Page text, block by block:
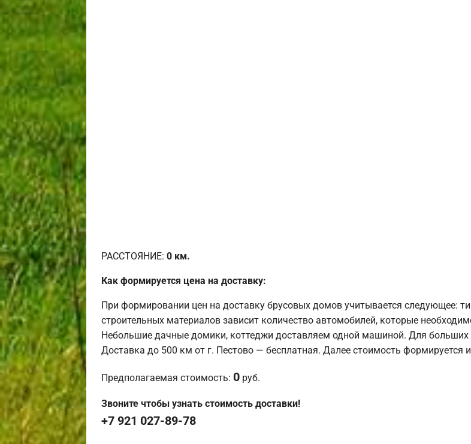
РАССТОЯНИЕ: 0 км.
Как формируется цена на доставку:
При формировании цен на доставку брусовых домов учитывается следующее:
строительных материалов зависит количество автомобилей, которые
Небольшие дачные домики, коттеджи доставляем одной машиной. Для
Доставка до 500 км от г. Пестово — бесплатная. Далее стоимость формируется
Предполагаемая стоимость: 0 руб.
Звоните чтобы узнать стоимость доставки!
+7 921 027-89-78